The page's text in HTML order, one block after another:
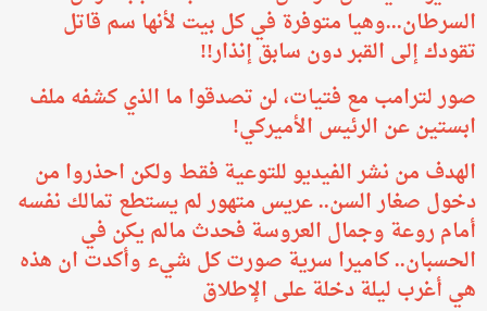
السرطان...وهيا متوفرة في كل بيت لأنها سم قاتل
تقودك إلى القبر دون سابق إنذار!!
صور لترامب مع فتيات، لن تصدقوا ما الذي كشفه ملف
ابستين عن الرئيس الأميركي!
الهدف من نشر الفيديو للتوعية فقط ولكن احذروا من
دخول صغار السن.. عريس متهور لم يستطع تمالك نفسه
أمام روعة وجمال العروسة فحدث مالم يكن في
الحسبان.. كاميرا سرية صورت كل شيء وأكدت ان هذه
هي أغرب ليلة دخلة على الإطلاق